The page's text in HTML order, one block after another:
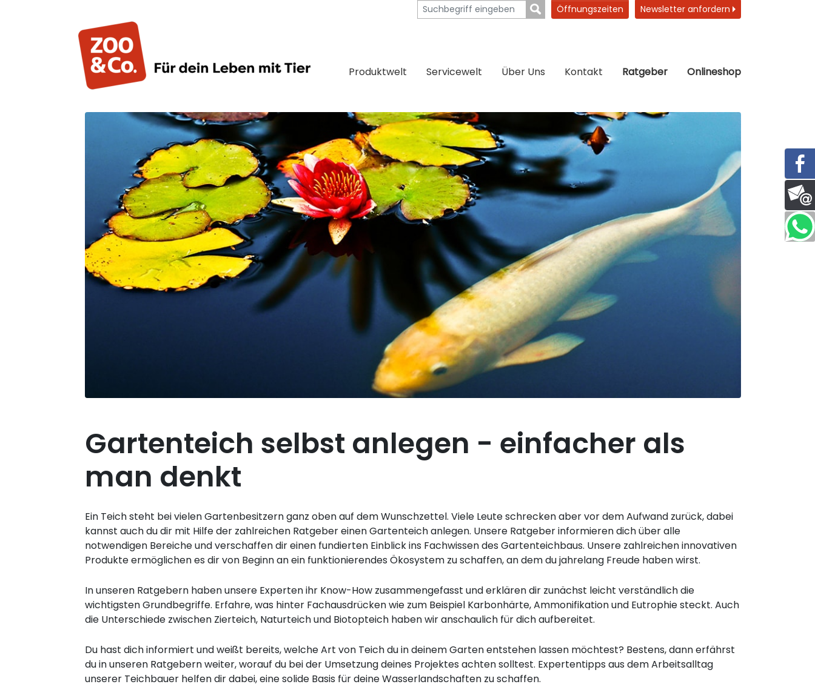
Öffnungszeiten Newsletter anfordern
Produktwelt Servicewelt Über Uns Kontakt Ratgeber Onlineshop
Gartenteich selbst anlegen - einfacher als
man denkt
Ein Teich steht bei vielen Gartenbesitzern ganz oben auf dem Wunschzettel. Viele Leute schrecken aber vor dem Aufwand zurück, dabei
kannst auch du dir mit Hilfe der zahlreichen Ratgeber einen Gartenteich anlegen. Unsere Ratgeber informieren dich über alle
notwendigen Bereiche und verschaffen dir einen fundierten Einblick ins Fachwissen des Gartenteichbaus. Unsere zahlreichen innovativen
Produkte ermöglichen es dir von Beginn an ein funktionierendes Ökosystem zu schaffen, an dem du jahrelang Freude haben wirst.
In unseren Ratgebern haben unsere Experten ihr Know-How zusammengefasst und erklären dir zunächst leicht verständlich die
wichtigsten Grundbegriffe. Erfahre, was hinter Fachausdrücken wie zum Beispiel Karbonhärte, Ammonifikation und Eutrophie steckt. Auch
die Unterschiede zwischen Zierteich, Naturteich und Biotopteich haben wir anschaulich für dich aufbereitet.
Du hast dich informiert und weißt bereits, welche Art von Teich du in deinem Garten entstehen lassen möchtest? Bestens, dann erfährst
du in unseren Ratgebern weiter, worauf du bei der Umsetzung deines Projektes achten solltest. Expertentipps aus dem Arbeitsalltag
unserer Teichbauer helfen dir dabei, eine solide Basis für deine Wasserlandschaften zu schaffen.